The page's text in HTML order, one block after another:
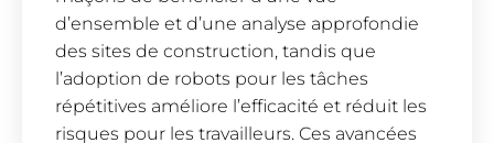
d’ensemble et d’une analyse approfondie
des sites de construction, tandis que
l’adoption de robots pour les tâches
répétitives améliore l’efficacité et réduit les
risques pour les travailleurs. Ces avancées